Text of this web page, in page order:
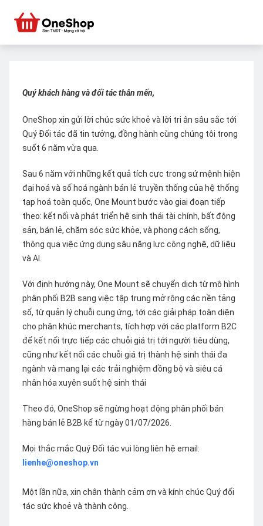
Quý khách hàng và đối tác thân mến,
OneShop xin gửi lời chúc sức khoẻ và lời tri ân sâu sắc tới
Quý Đối tác đã tin tưởng, đồng hành cùng chúng tôi trong
suốt 6 năm vừa qua.
Sau 6 năm với những kết quả tích cực trong sứ mệnh hiện
đại hoá và số hoá ngành bán lẻ truyền thống của hệ thống
tạp hoá toàn quốc, One Mount bước vào giai đoạn tiếp
theo: kết nối và phát triển hệ sinh thái tài chính, bất động
sản, bán lẻ, chăm sóc sức khỏe, và phong cách sống,
thông qua việc ứng dụng sâu năng lực công nghệ, dữ liệu
và AI.
Với định hướng này, One Mount sẽ chuyển dịch từ mô hình
phân phối B2B sang việc tập trung mở rộng các nền tảng
số, từ quản lý chuỗi cung ứng, tới các giải pháp toàn diện
cho phân khúc merchants, tích hợp với các platform B2C
để kết nối trực tiếp các chuỗi giá trị tới người tiêu dùng,
cũng như kết nối các chuỗi giá trị thành hệ sinh thái đa
ngành và mang lại các trải nghiệm đồng bộ và siêu cá
nhân hóa xuyên suốt hệ sinh thái
Theo đó, OneShop sẽ ngừng hoạt động phân phối bán
hàng bán lẻ B2B kể từ ngày 01/07/2026.
Mọi thắc mắc Quý Đối tác vui lòng liên hệ email:
lienhe@oneshop.vn
Một lần nữa, xin chân thành cảm ơn và kính chúc Quý đối
tác sức khoẻ và thành công.